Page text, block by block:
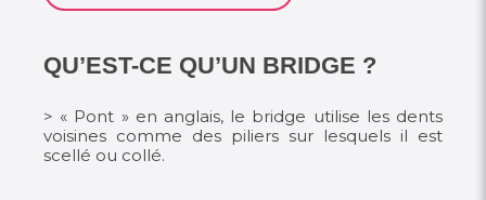
QU’EST-CE QU’UN BRIDGE ?
> « Pont » en anglais, le bridge utilise les dents
voisines comme des piliers sur lesquels il est
scellé ou collé.